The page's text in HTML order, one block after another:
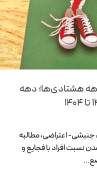
دهه هشتادی‌ها؛ دهه
اعتراضی، مطالبه
نسبت افراد با فجایع و